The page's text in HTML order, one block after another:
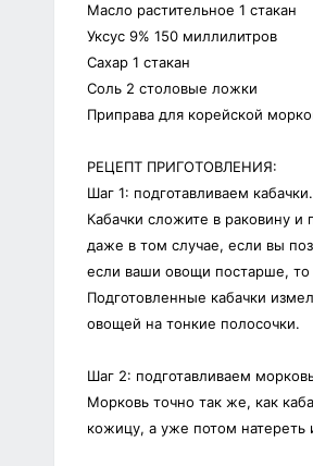
Масло растительное 1 стакан
Уксус 9% 150 миллилитров
Сахар 1 стакан
Соль 2 столовые ложки
Приправа для корейской
РЕЦЕПТ ПРИГОТОВЛЕНИЯ:
Шаг 1: подготавливаем кабачки.
Кабачки сложите в раковину
даже в том случае, если вы
если ваши овощи постарше, то
Подготовленные кабачки
овощей на тонкие полосочки.
Шаг 2: подготавливаем
Морковь точно так же, как
кожицу, а уже потом натереть